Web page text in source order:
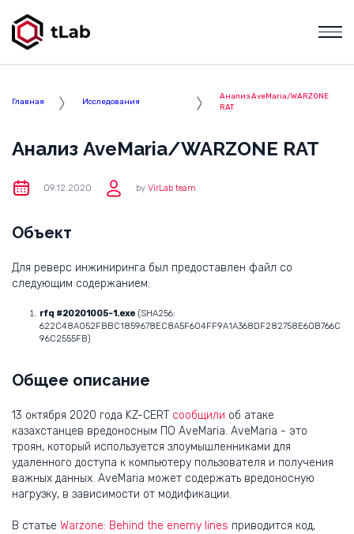
Главная Исследования
Анализ AveMaria/WARZONE
RAT
Анализ AveMaria/WARZONE RAT
09.12.2020 by VirLab team
Объект
Для реверс инжиниринга был предоставлен файл со
следующим содержанием:
rfq #20201005-1.exe (SHA256:
622C48A052FBBC1859678EC8A5F604FF9A1A368DF282758E60B766C
96C2555FB)
Общее описание
13 октября 2020 года KZ-CERT сообщили об атаке
казахстанцев вредоносным ПО AveMaria. AveMaria - это
троян, который используется злоумышленниками для
удаленного доступа к компьютеру пользователя и получения
важных данных. AveMaria может содержать вредоносную
нагрузку, в зависимости от модификации.
В статье Warzone: Behind the enemy lines приводится код,